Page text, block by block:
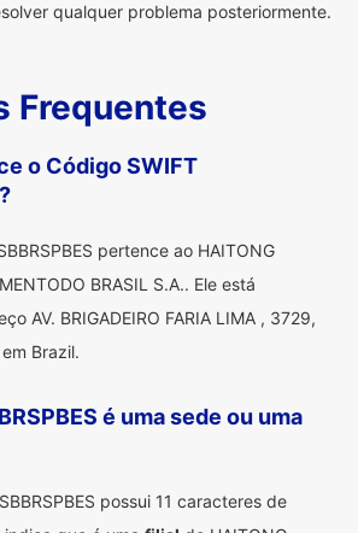
qualquer problema posteriormente.
Frequentes
o Código SWIFT
pertence ao HAITONG
BRASIL S.A.. Ele está
AV. BRIGADEIRO FARIA LIMA , 3729,
Brazil.
é uma sede ou uma
possui 11 caracteres de